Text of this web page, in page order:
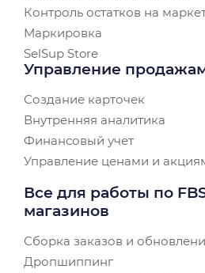
Контроль остатков на
Маркировка
SelSup Store
Управление
Создание карточек
Внутренняя аналитика
Финансовый учет
Управление ценами и
Все для работы по
магазинов
Сборка заказов и
Дропшиппинг